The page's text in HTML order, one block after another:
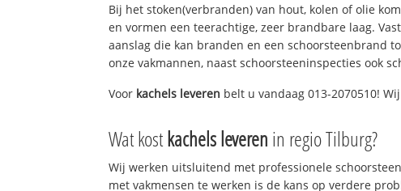
Bij het stoken(verbranden) van hout, kolen of olie
en vormen een teerachtige, zeer brandbare laag.
aanslag die kan branden en een schoorsteenbrand
onze vakmannen, naast schoorsteeninspecties ook
Voor kachels leveren belt u vandaag 013-2070510!
Wat kostkachels leveren in regio Tilburg?
Wij werken uitsluitend met professionele
met vakmensen te werken is de kans op verdere